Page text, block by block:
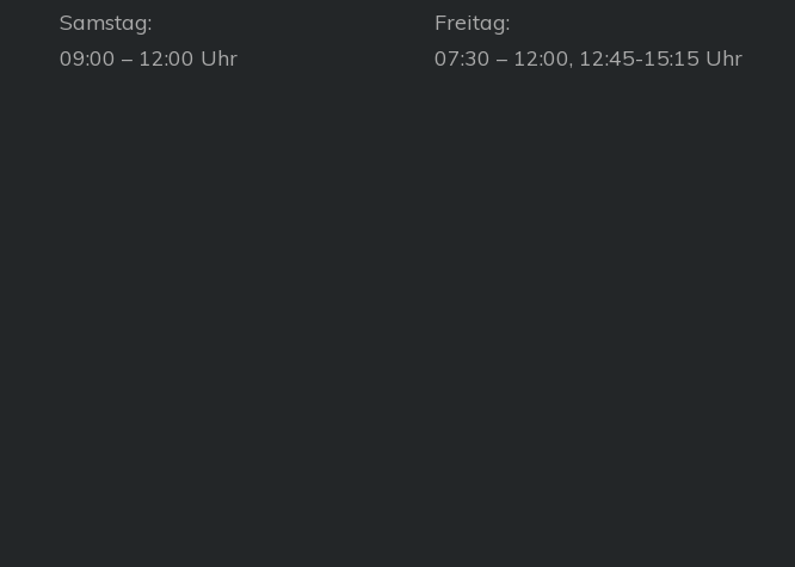
Samstag:
09:00 – 12:00 Uhr
Freitag:
07:30 – 12:00, 12:45-15:15 Uhr